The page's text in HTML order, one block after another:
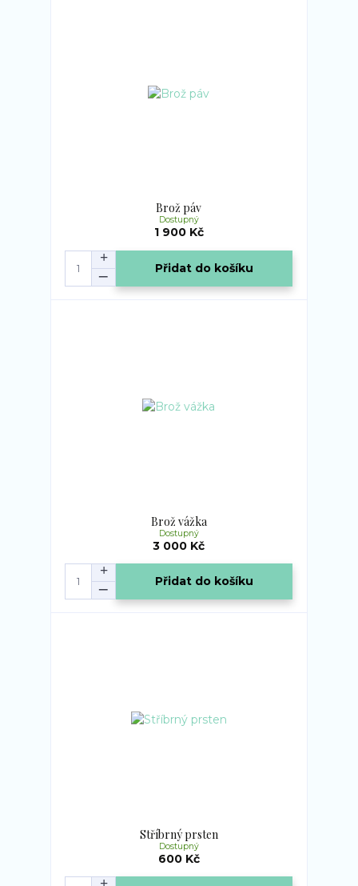
Brož páv
1 900 Kč
Dostupný
Přidat do košíku
Brož vážka
3 000 Kč
Dostupný
Přidat do košíku
Stříbrný prsten
600 Kč
Dostupný